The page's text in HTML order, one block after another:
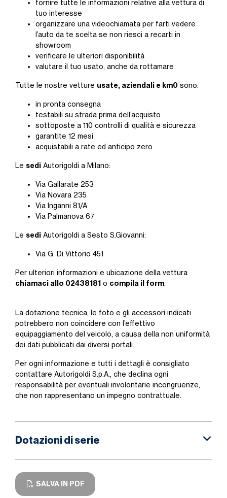
fornire tutte le informazioni relative alla vettura di
tuo interesse
organizzare una videochiamata per farti vedere
l’auto da te scelta se non riesci a recarti in
showroom
verificare le ulteriori disponibilità
valutare il tuo usato, anche da rottamare
Tutte le nostre vetture usate, aziendali e km0 sono:
in pronta consegna
testabili su strada prima dell’acquisto
sottoposte a 110 controlli di qualità e sicurezza
garantite 12 mesi
acquistabili a rate ed anticipo zero
Le sedi Autorigoldi a Milano:
Via Gallarate 253
Via Novara 235
Via Inganni 81/A
Via Palmanova 67
Le sedi Autorigoldi a Sesto S.Giovanni:
Via G. Di Vittorio 451
Per ulteriori informazioni e ubicazione della vettura
chiamaci allo 02438181 o compila il form.
La dotazione tecnica, le foto e gli accessori indicati
potrebbero non coincidere con l’effettivo
equipaggiamento del veicolo, a causa della non uniformità
dei dati pubblicati dai diversi portali.
Per ogni informazione e tutti i dettagli è consigliato
contattare Autorigoldi S.p.A., che declina ogni
responsabilità per eventuali involontarie incongruenze,
che non rappresentano un impegno contrattuale.
Dotazioni di serie
SALVA IN PDF